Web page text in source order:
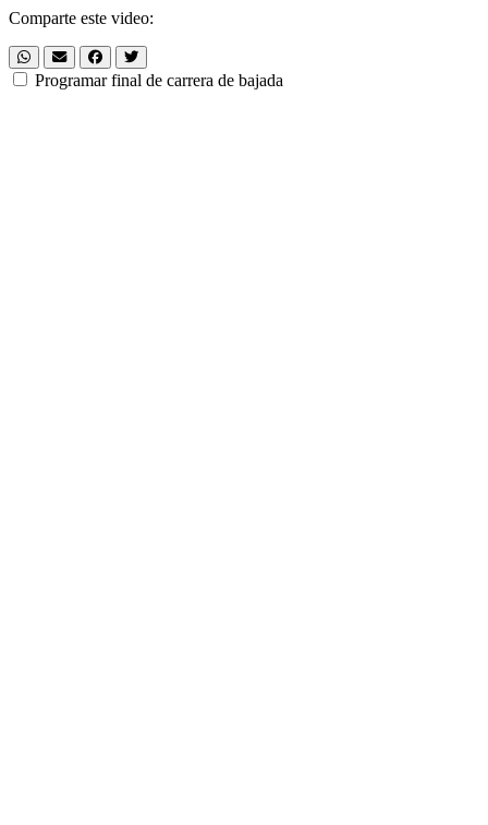
Comparte este video:
Programar final de carrera de bajada